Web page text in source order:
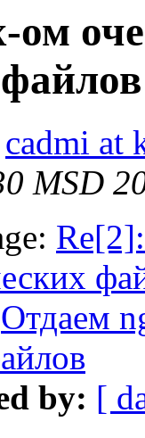
ом
cadmi at
MSD
Отдаем
by: [